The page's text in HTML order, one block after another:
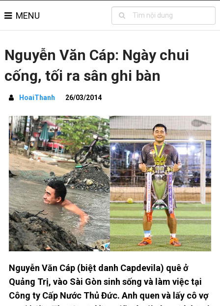
MENU
Nguyễn Văn Cáp: Ngày chui
cống, tối ra sân ghi bàn
HoaiThanh 26/03/2014
Nguyễn Văn Cáp (biệt danh Capdevila) quê ở
Quảng Trị, vào Sài Gòn sinh sống và làm việc tại
Công ty Cấp Nước Thủ Đức. Anh quen và lấy cô vợ